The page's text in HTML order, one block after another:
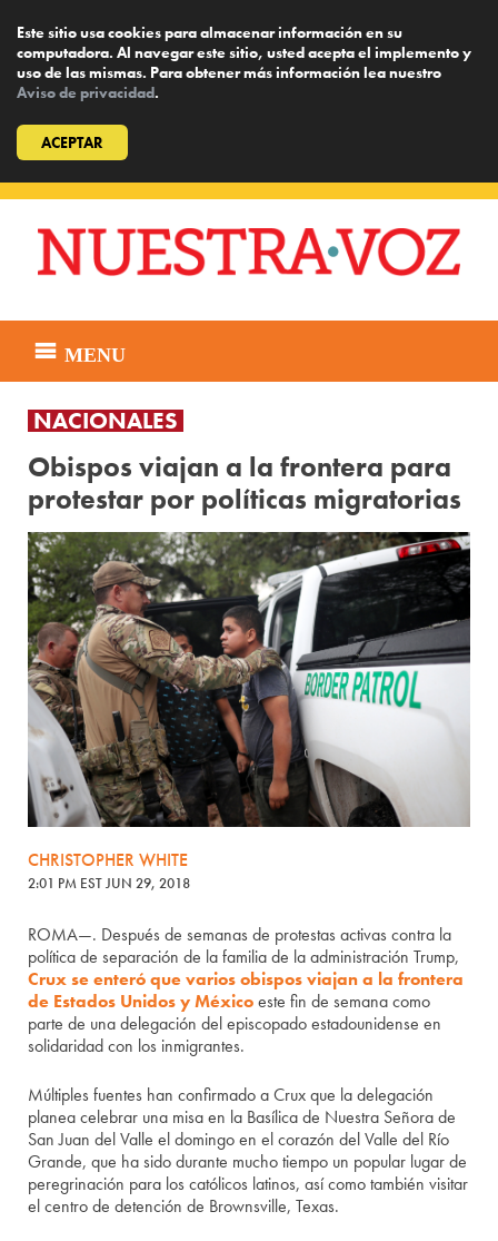
Este sitio usa cookies para almacenar información en su
computadora. Al navegar este sitio, usted acepta el implemento y
uso de las mismas. Para obtener más información lea nuestro
Aviso de privacidad.
ACEPTAR
content
MENU
NACIONALES
Obispos viajan a la frontera para
protestar por políticas migratorias
CHRISTOPHER WHITE
2:01 PM EST JUN 29, 2018
ROMA—. Después de semanas de protestas activas contra la
política de separación de la familia de la administración Trump,
Crux se enteró que varios obispos viajan a la frontera
de Estados Unidos y Méxicoeste fin de semana como
parte de una delegación del episcopado estadounidense en
solidaridad con los inmigrantes.
Múltiples fuentes han confirmado a Crux que la delegación
planea celebrar una misa en la Basílica de Nuestra Señora de
San Juan del Valle el domingo en el corazón del Valle del Río
Grande, que ha sido durante mucho tiempo un popular lugar de
peregrinación para los católicos latinos, así como también visitar
el centro de detención de Brownsville, Texas.